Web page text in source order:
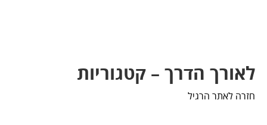
לאורך הדרך – קטגוריות
חזרה לאתר הרגיל